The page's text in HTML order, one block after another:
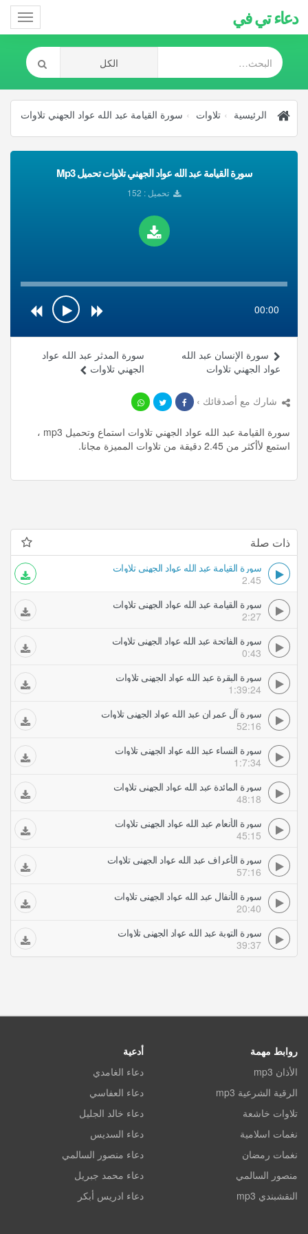
دعاء تي في
الرئيسية تلاوات سورة القيامة عبد الله عواد الجهني تلاوات
سورة القيامة عبد الله عواد الجهني تلاوات تحميل Mp3
تحميل : 152
00:00
سورة المدثر عبد الله عواد
الجهني تلاوات
سورة الإنسان عبد الله
عواد الجهني تلاوات
شارك مع أصدقائك ›
سورة القيامة عبد الله عواد الجهني تلاوات استماع وتحميل mp3 ،
استمع لأأكثر من 2.45 دقيقة من تلاوات المميزة مجانا.
ذات صلة
سورة القيامة عبد الله عواد الجهني تلاوات
2.45
سورة القيامة عبد الله عواد الجهني تلاوات
2:27
سورة الفاتحة عبد الله عواد الجهني تلاوات
0:43
سورة البقرة عبد الله عواد الجهني تلاوات
1:39:24
سورة آل عمران عبد الله عواد الجهني تلاوات
52:16
سورة النساء عبد الله عواد الجهني تلاوات
1:7:34
سورة المائدة عبد الله عواد الجهني تلاوات
48:18
سورة الأنعام عبد الله عواد الجهني تلاوات
45:15
سورة الأعراف عبد الله عواد الجهني تلاوات
57:16
سورة الأنفال عبد الله عواد الجهني تلاوات
20:40
سورة التوبة عبد الله عواد الجهني تلاوات
39:37
روابط مهمة
الأذان mp3
الرقية الشرعية mp3
تلاوات خاشعة
نغمات اسلامية
نغمات رمضان
منصور السالمي
النقشبندي mp3
أدعية
دعاء الغامدي
دعاء العفاسي
دعاء خالد الجليل
دعاء السديس
دعاء منصور السالمي
دعاء محمد جبريل
دعاء ادريس أبكر